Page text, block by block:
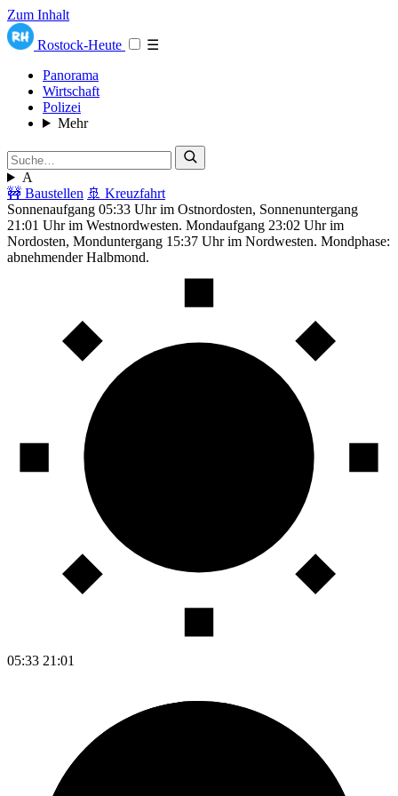
Zum Inhalt
Rostock-Heute
☰
Panorama
Wirtschaft
Polizei
Mehr
A
🚧 Baustellen 🚢 Kreuzfahrt
Sonnenaufgang 05:33 Uhr im Ostnordosten, Sonnenuntergang
21:01 Uhr im Westnordwesten. Mondaufgang 23:02 Uhr im
Nordosten, Monduntergang 15:37 Uhr im Nordwesten. Mondphase:
abnehmender Halbmond.
05:33 21:01